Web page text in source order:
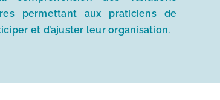
permettant aux praticiens de
et d’ajuster leur organisation.